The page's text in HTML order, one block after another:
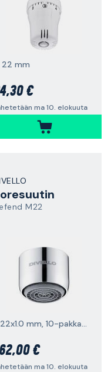
mm
€
ma 10. elokuuta
M22
M22x1.0 mm, 10-pakkaus
€
ma 10. elokuuta